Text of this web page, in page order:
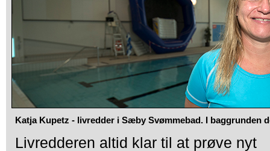
Katja Kupetz - livredder i Sæby Svømmebad. I baggrunden
Livredderen altid klar til at prøve nyt